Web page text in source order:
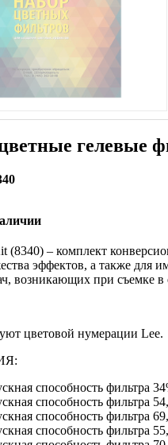
гелевые
(8340) – комплект
эффектов, а также для
возникающих при съемке
цветовой нумерации Lee.
способность фильтра
способность фильтра
способность фильтра
способность фильтра